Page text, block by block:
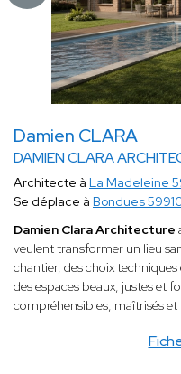
Damien CLARA
DAMIEN CLARA
Architecte à La Madeleine
Se déplace à Bondues
Damien Clara Architecture
veulent transformer un lieu
chantier, des choix techniques
des espaces beaux, justes et
compréhensibles, maîtrisés